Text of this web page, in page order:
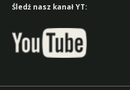
Śledź nasz kanał YT: